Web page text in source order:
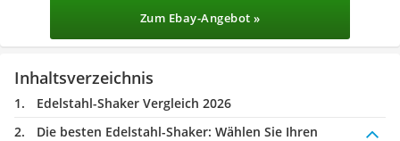
Zum Ebay-Angebot »
Inhaltsverzeichnis
Edelstahl-Shaker Vergleich 2026
Die besten Edelstahl-Shaker: Wählen Sie Ihren